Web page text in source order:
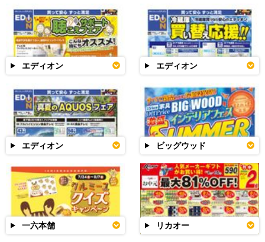
エディオン エディオン
エディオン ビッグウッド
一六本舗 リカオー